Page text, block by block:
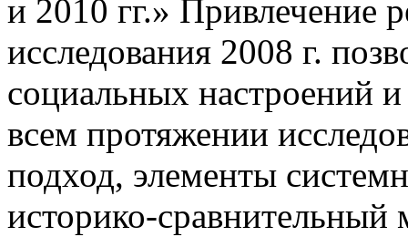
и 2010 гг.
Привлечение
исследования 2008 г.
социальных настроений
всем протяжении
подход, элементы
историко-сравнительный